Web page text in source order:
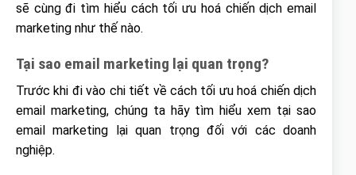
sẽ cùng đi tìm hiểu cách tối ưu hoá chiến dịch email
marketing như thế nào.
Tại sao email marketing lại quan trọng?
Trước khi đi vào chi tiết về cách tối ưu hoá chiến dịch
email marketing, chúng ta hãy tìm hiểu xem tại sao
email marketing lại quan trọng đối với các doanh
nghiệp.